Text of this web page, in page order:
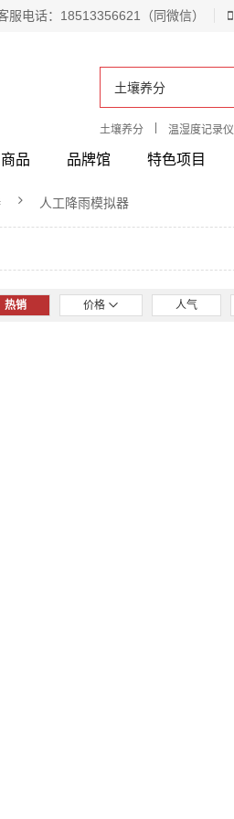
电话：18513356621（同微信）
土壤养分 温湿度记录仪
品 品牌馆 特色项目
人工降雨模拟器
热销 价格 人气